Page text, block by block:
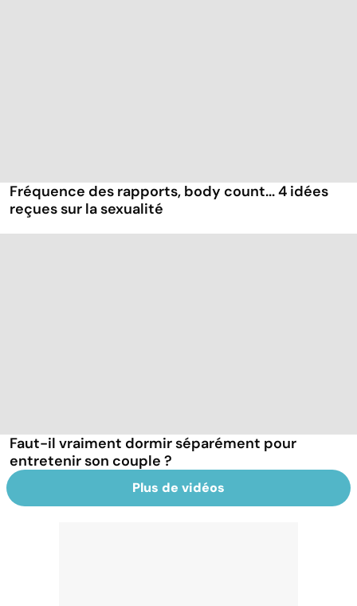
Fréquence des rapports, body count... 4 idées
reçues sur la sexualité
Faut-il vraiment dormir séparément pour
entretenir son couple ?
Plus de vidéos